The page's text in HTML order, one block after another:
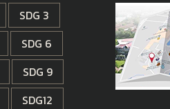
SDG 3
SDG 6
SDG 9
SDG12